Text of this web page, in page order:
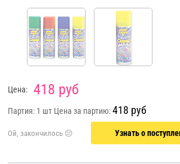
Цена: 418 руб
Партия: 1 шт Цена за партию:418 руб
Узнать о